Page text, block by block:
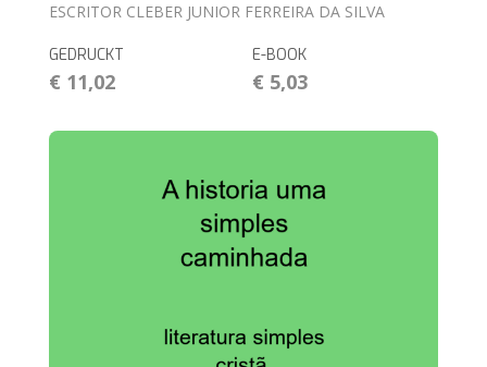
ESCRITOR CLEBER JUNIOR FERREIRA DA SILVA
GEDRUCKT
€ 11,02
E-BOOK
€ 5,03